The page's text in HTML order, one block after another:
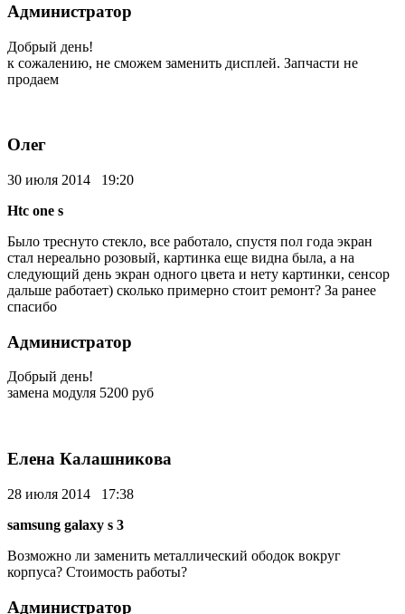
Администратор
Добрый день!
к сожалению, не сможем заменить дисплей. Запчасти не
продаем
Олег
30 июля 2014 19:20
Htc one s
Было треснуто стекло, все работало, спустя пол года экран
стал нереально розовый, картинка еще видна была, а на
следующий день экран одного цвета и нету картинки, сенсор
дальше работает) сколько примерно стоит ремонт? За ранее
спасибо
Администратор
Добрый день!
замена модуля 5200 руб
Елена Калашникова
28 июля 2014 17:38
samsung galaxy s 3
Возможно ли заменить металлический ободок вокруг
корпуса? Стоимость работы?
Администратор